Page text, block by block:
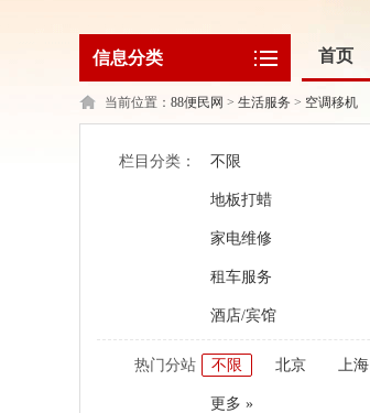
信息分类 首页
当前位置： 88便民网 > 生活服务 > 空调移机
栏目分类： 不限
地板打蜡
家电维修
租车服务
酒店/宾馆
热门分站 不限 北京 上海
更多 »